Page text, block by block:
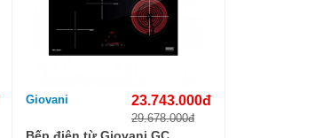
Giovani 23.743.000đ
29.678.000đ